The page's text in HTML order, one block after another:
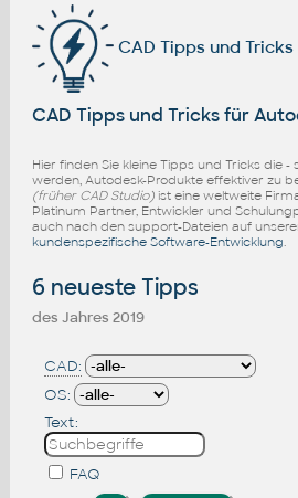
CAD Tipps und Tricks
CAD Tipps und Tricks für
Hier finden Sie kleine Tipps und Tricks die
werden, Autodesk-Produkte effektiver zu
(früher CAD Studio)ist eine weltweite
Platinum Partner, Entwickler und
auch nach den support-Dateien auf
kundenspezifische Software-Entwicklung
6 neueste Tipps
des Jahres 2019
CAD:
OS:
Text:
FAQ